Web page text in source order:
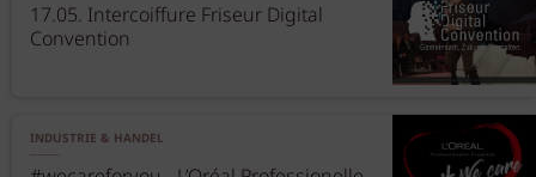
17.05. Intercoiffure Friseur Digital
Convention
INDUSTRIE & HANDEL